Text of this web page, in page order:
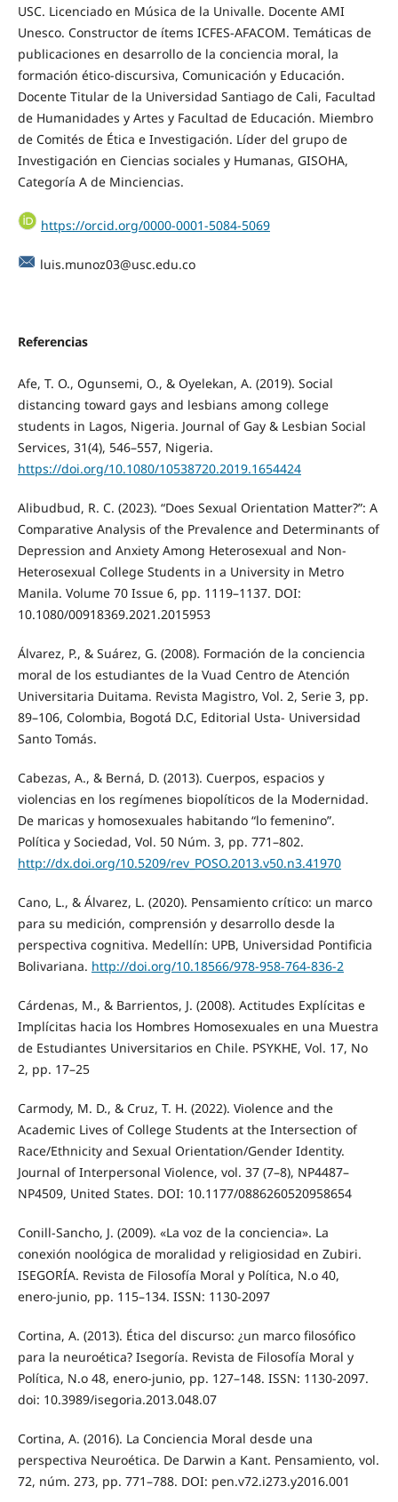
USC. Licenciado en Música de la Univalle. Docente AMI
Unesco. Constructor de ítems ICFES-AFACOM. Temáticas de
publicaciones en desarrollo de la conciencia moral, la
formación ético-discursiva, Comunicación y Educación.
Docente Titular de la Universidad Santiago de Cali, Facultad
de Humanidades y Artes y Facultad de Educación. Miembro
de Comités de Ética e Investigación. Líder del grupo de
Investigación en Ciencias sociales y Humanas, GISOHA,
Categoría A de Minciencias.
https://orcid.org/0000-0001-5084-5069
luis.munoz03@usc.edu.co
Referencias
Afe, T. O., Ogunsemi, O., & Oyelekan, A. (2019). Social
distancing toward gays and lesbians among college
students in Lagos, Nigeria. Journal of Gay & Lesbian Social
Services, 31(4), 546–557, Nigeria.
https://doi.org/10.1080/10538720.2019.1654424
Alibudbud, R. C. (2023). “Does Sexual Orientation Matter?”: A
Comparative Analysis of the Prevalence and Determinants of
Depression and Anxiety Among Heterosexual and Non-
Heterosexual College Students in a University in Metro
Manila. Volume 70 Issue 6, pp. 1119–1137. DOI:
10.1080/00918369.2021.2015953
Álvarez, P., & Suárez, G. (2008). Formación de la conciencia
moral de los estudiantes de la Vuad Centro de Atención
Universitaria Duitama. Revista Magistro, Vol. 2, Serie 3, pp.
89–106, Colombia, Bogotá D.C, Editorial Usta- Universidad
Santo Tomás.
Cabezas, A., & Berná, D. (2013). Cuerpos, espacios y
violencias en los regímenes biopolíticos de la Modernidad.
De maricas y homosexuales habitando “lo femenino”.
Política y Sociedad, Vol. 50 Núm. 3, pp. 771–802.
http://dx.doi.org/10.5209/rev_POSO.2013.v50.n3.41970
Cano, L., & Álvarez, L. (2020). Pensamiento crítico: un marco
para su medición, comprensión y desarrollo desde la
perspectiva cognitiva. Medellín: UPB, Universidad Pontificia
Bolivariana. http://doi.org/10.18566/978-958-764-836-2
Cárdenas, M., & Barrientos, J. (2008). Actitudes Explícitas e
Implícitas hacia los Hombres Homosexuales en una Muestra
de Estudiantes Universitarios en Chile. PSYKHE, Vol. 17, No
2, pp. 17–25
Carmody, M. D., & Cruz, T. H. (2022). Violence and the
Academic Lives of College Students at the Intersection of
Race/Ethnicity and Sexual Orientation/Gender Identity.
Journal of Interpersonal Violence, vol. 37 (7–8), NP4487–
NP4509, United States. DOI: 10.1177/0886260520958654
Conill-Sancho, J. (2009). «La voz de la conciencia». La
conexión noológica de moralidad y religiosidad en Zubiri.
ISEGORÍA. Revista de Filosofía Moral y Política, N.o 40,
enero-junio, pp. 115–134. ISSN: 1130-2097
Cortina, A. (2013). Ética del discurso: ¿un marco filosófico
para la neuroética? Isegoría. Revista de Filosofía Moral y
Política, N.o 48, enero-junio, pp. 127–148. ISSN: 1130-2097.
doi: 10.3989/isegoria.2013.048.07
Cortina, A. (2016). La Conciencia Moral desde una
perspectiva Neuroética. De Darwin a Kant. Pensamiento, vol.
72, núm. 273, pp. 771–788. DOI: pen.v72.i273.y2016.001